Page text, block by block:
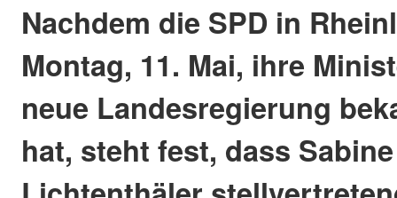
Nachdem die SPD in
Montag, 11. Mai, ihre
neue Landesregierung
hat, steht fest, dass